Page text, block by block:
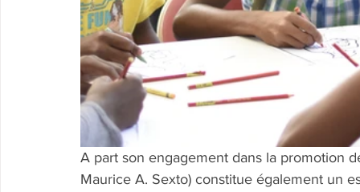
A part son engagement dans la promotion
Maurice A. Sexto) constitue également un